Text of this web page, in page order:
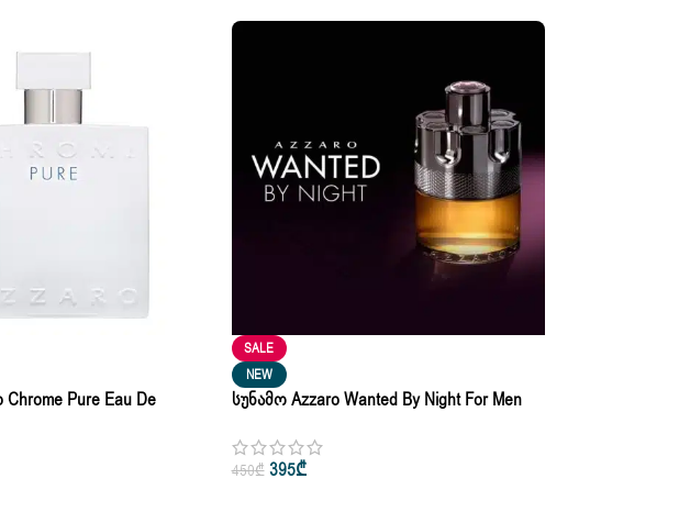
Pure Eau De
SALE
NEW
Სუნამო Azzaro Wanted By Night For Men
450₾ 395₾